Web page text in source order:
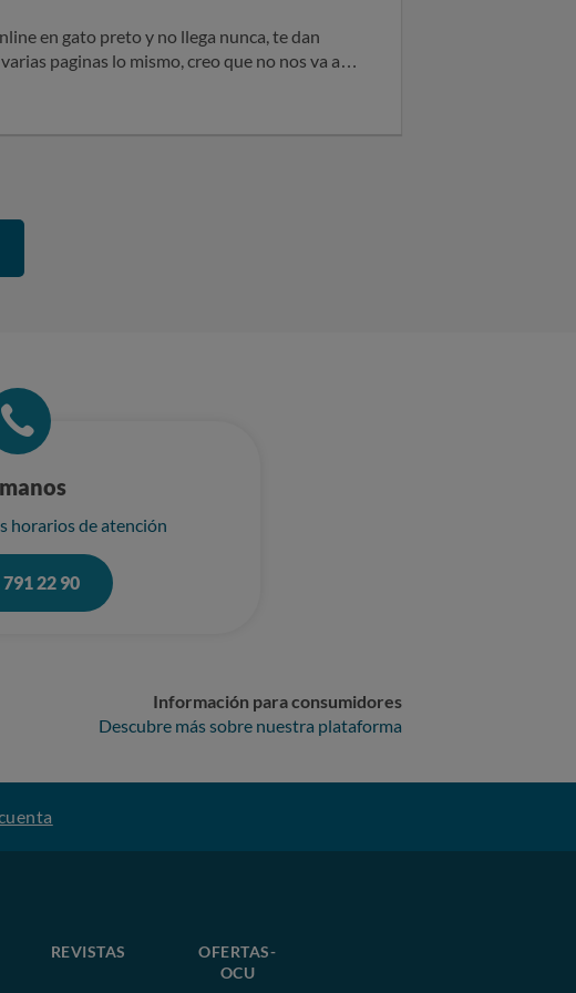
en gato preto y no llega nunca, te dan
paginas lo mismo, creo que no nos va a
horarios de atención
791 22 90
Información para consumidores
Descubre más sobre nuestra plataforma
REVISTAS
OFERTAS-
OCU